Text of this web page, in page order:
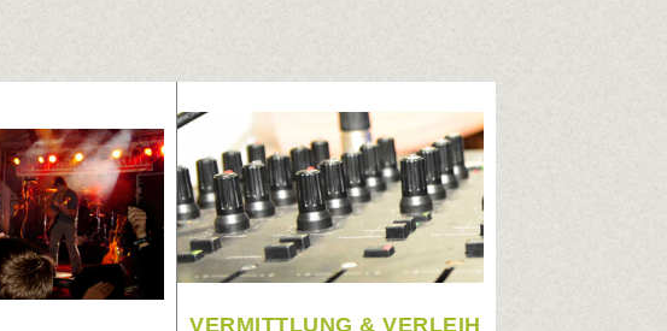
VERMITTLUNG & VERLEIH